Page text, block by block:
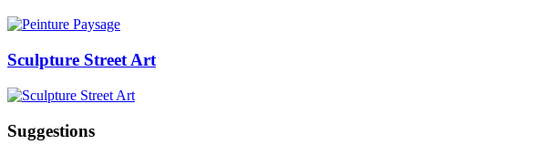
Sculpture Street Art
Suggestions